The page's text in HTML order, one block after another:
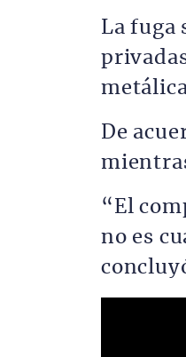
La
De
“El
no es